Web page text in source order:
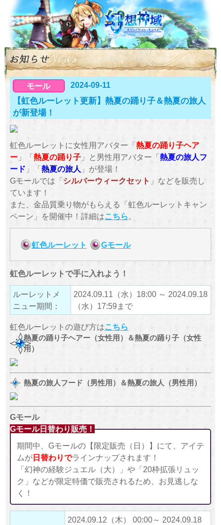
モール 2024-09-11
【虹色ルーレット更新】熱夏の踊り子＆熱夏の旅人
が新登場！
虹色ルーレットに女性用アバター「熱夏の踊り子ヘア
ー」「熱夏の踊り子」と男性用アバター「熱夏の旅人フ
ード 」「熱夏の旅人 」が登場！
Gモールでは「シルバーウィークセット 」などを販売し
ています！
また、金品質乗り物がもらえる「虹色ルーレットキャン
ペーン」を開催中！詳細はこちら 。
虹色ルーレット Gモール
虹色ルーレットで手に入れよう！
ルーレットメ
ニュー期間：
2024.09.11（水）18:00 ～ 2024.09.18
（水）17:59まで
虹色ルーレットの遊び方はこちら
熱夏の踊り子ヘアー（女性用）＆熱夏の踊り子（女性
用）
熱夏の旅人フード（男性用）＆熱夏の旅人（男性用）
Gモール
Gモール日替わり販売！
期間中、Gモールの【限定販売（日）】にて、アイテ
ムが日替わりでラインナップされます！
「幻神の経験ジュエル（大）」や「20枠拡張リュッ
ク」などが限定特価で販売されるため、お見逃しな
く！
2024.09.12（木） 00:00～ 2024.09.18